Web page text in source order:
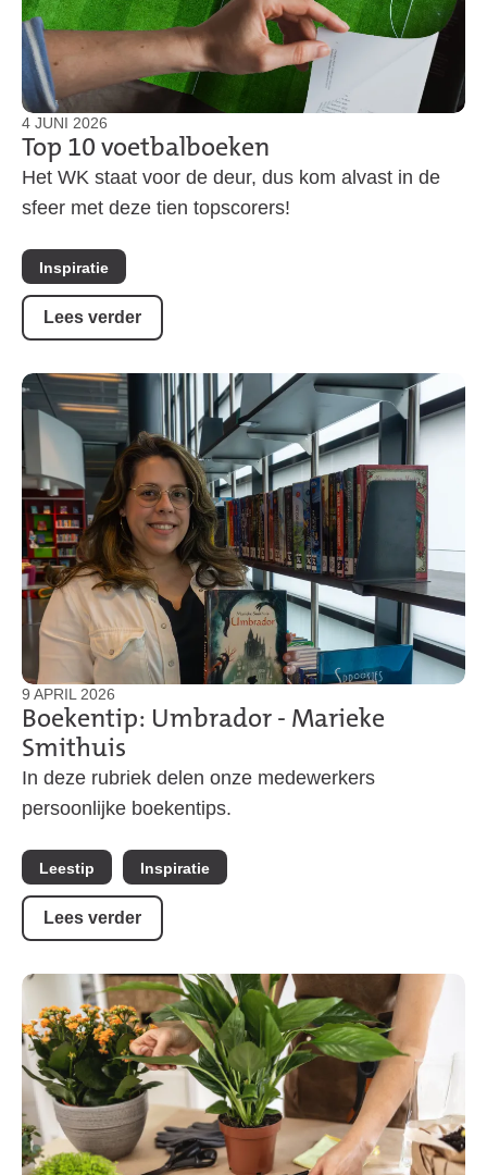
Lees verder
4 JUNI 2026
Top 10 voetbalboeken
Het WK staat voor de deur, dus kom alvast in de
sfeer met deze tien topscorers!
Inspiratie
Lees verder
9 APRIL 2026
Boekentip: Umbrador - Marieke
Smithuis
In deze rubriek delen onze medewerkers
persoonlijke boekentips.
Leestip Inspiratie